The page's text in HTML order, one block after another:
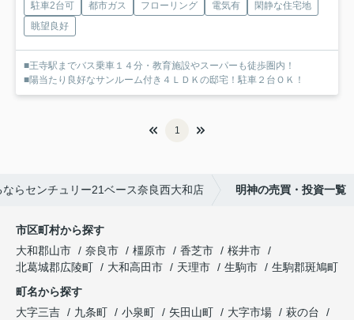
駐車2台可 都市ガス フローリング 電気有
閑静な住宅地
眺望良好
■王寺駅までバス乗車１４分・教育施設やスーパーも徒歩圏内！
■陽当たり良好なサンルーム付き４ＬＤＫの邸宅！駐車２台ＯＫ！
1
らセンチュリー21ベース奈良西大和店 明神の売買・投資一覧
市区町村から探す
大和郡山市
奈良市 橿原市 香芝市
桜井市
北葛城郡広陵町
大和高田市 天理市 生駒市
生駒郡斑鳩町
町名から探す
大字三吉
九条町 小泉町 矢田山町 大字市場
萩の台